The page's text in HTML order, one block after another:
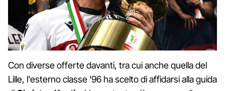
Con diverse offerte davanti, tra cui anche quella del
Lille, l'esterno classe '96 ha scelto di affidarsi alla guida